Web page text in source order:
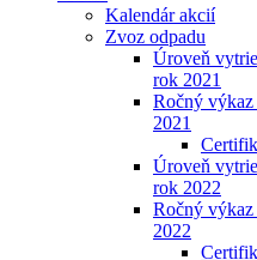
Kalendár akcií
Zvoz odpadu
Úroveň
rok 2021
Ročný výkaz
2021
Úroveň
rok 2022
Ročný výkaz
2022